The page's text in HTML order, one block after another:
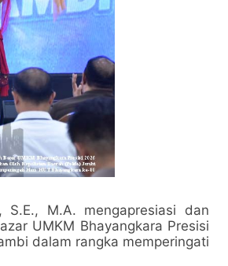
M.A. mengapresiasi dan
UMKM Bhayangkara Presisi
dalam rangka memperingati